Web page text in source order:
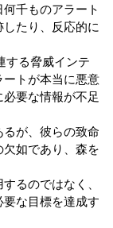
千ものアラート
たり、反応的に
する脅威インテ
ートが本当に悪意
要な情報が不足
が、彼らの致命
如であり、森を
るのではなく、
な目標を達成す